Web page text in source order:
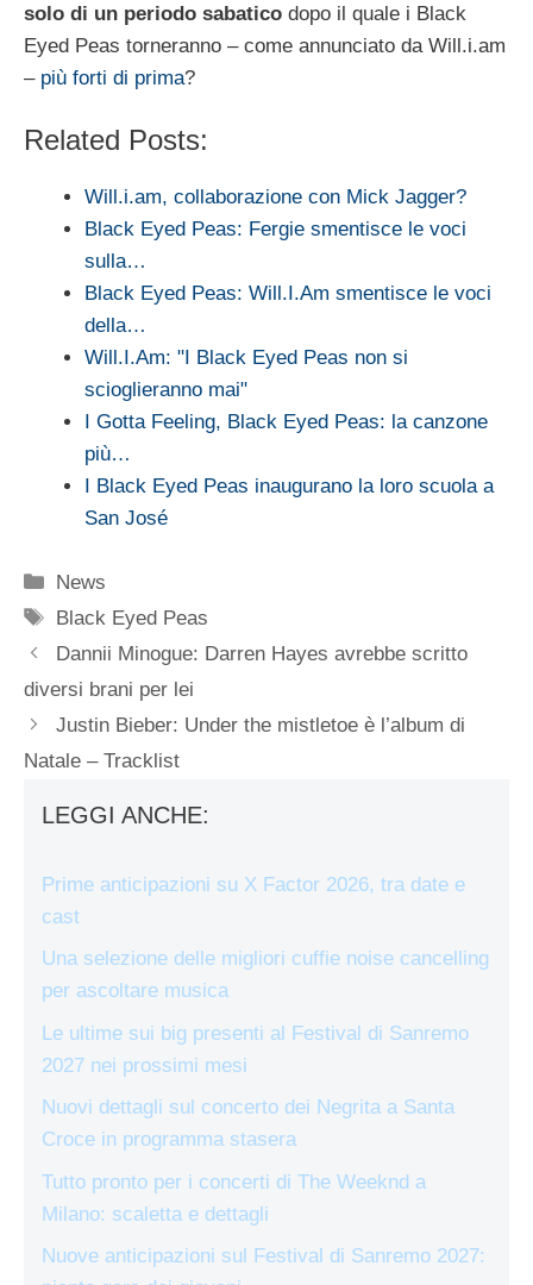
solo di un periodo sabatico dopo il quale i Black
Eyed Peas torneranno – come annunciato da Will.i.am
– più forti di prima?
Related Posts:
Will.i.am, collaborazione con Mick Jagger?
Black Eyed Peas: Fergie smentisce le voci
sulla…
Black Eyed Peas: Will.I.Am smentisce le voci
della…
Will.I.Am: "I Black Eyed Peas non si
scioglieranno mai"
I Gotta Feeling, Black Eyed Peas: la canzone
più…
I Black Eyed Peas inaugurano la loro scuola a
San José
Categorie
News
Tag
Black Eyed Peas
Dannii Minogue: Darren Hayes avrebbe scritto
diversi brani per lei
Justin Bieber: Under the mistletoe è l’album di
Natale – Tracklist
LEGGI ANCHE:
Prime anticipazioni su X Factor 2026, tra date e
cast
Una selezione delle migliori cuffie noise cancelling
per ascoltare musica
Le ultime sui big presenti al Festival di Sanremo
2027 nei prossimi mesi
Nuovi dettagli sul concerto dei Negrita a Santa
Croce in programma stasera
Tutto pronto per i concerti di The Weeknd a
Milano: scaletta e dettagli
Nuove anticipazioni sul Festival di Sanremo 2027: